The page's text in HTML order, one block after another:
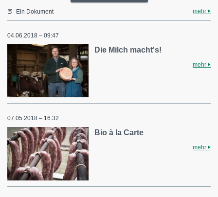
Ein Dokument mehr
04.06.2018 – 09:47
Die Milch macht's!
mehr
07.05.2018 – 16:32
Bio à la Carte
mehr